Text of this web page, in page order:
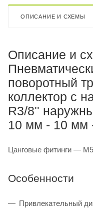
ОПИСАНИЕ И СХЕМЫ
Описание и
поворотный
коллектор с
R3/8''
10 мм - 10 мм
Цанговые фитинги —
Особенности
Привлекательный